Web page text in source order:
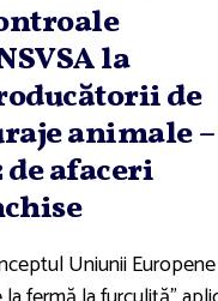
la
de
animale –
de afaceri
Uniunii Europene